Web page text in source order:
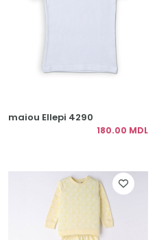
maiou Ellepi 4290
180.00 MDL